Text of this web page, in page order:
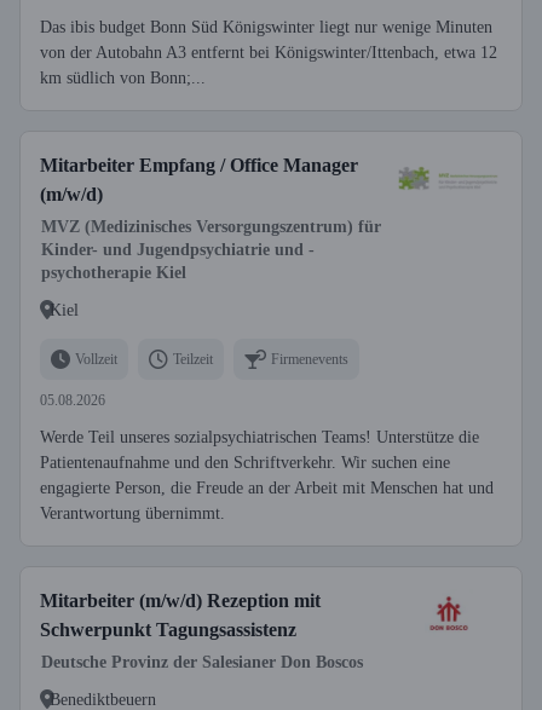
Das ibis budget Bonn Süd Königswinter liegt nur wenige Minuten
von der Autobahn A3 entfernt bei Königswinter/Ittenbach, etwa 12
km südlich von Bonn;...
Mitarbeiter Empfang / Office Manager
(m/w/d)
MVZ (Medizinisches Versorgungszentrum) für
Kinder- und Jugendpsychiatrie und -
psychotherapie Kiel
Kiel
Vollzeit Teilzeit Firmenevents
05.08.2026
Werde Teil unseres sozialpsychiatrischen Teams! Unterstütze die
Patientenaufnahme und den Schriftverkehr. Wir suchen eine
engagierte Person, die Freude an der Arbeit mit Menschen hat und
Verantwortung übernimmt.
Mitarbeiter (m/w/d) Rezeption mit
Schwerpunkt Tagungsassistenz
Deutsche Provinz der Salesianer Don Boscos
Benediktbeuern